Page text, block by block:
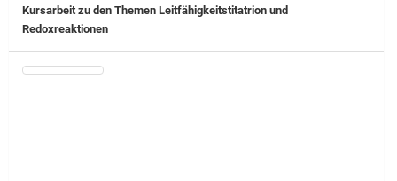
Kursarbeit zu den Themen Leitfähigkeitstitatrion und
Redoxreaktionen